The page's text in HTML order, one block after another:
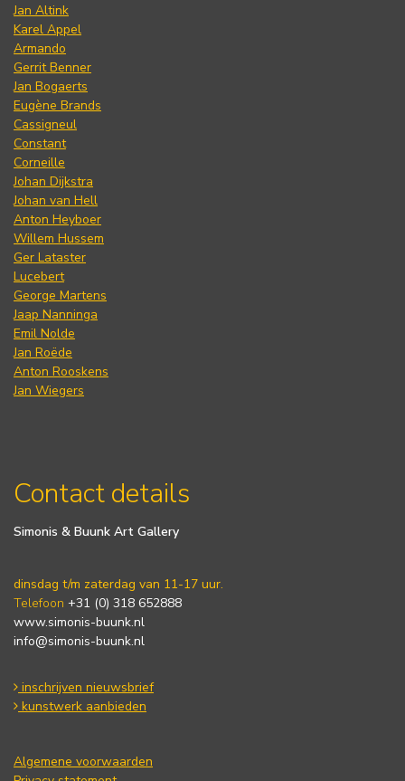
Jan Altink
Karel Appel
Armando
Gerrit Benner
Jan Bogaerts
Eugène Brands
Cassigneul
Constant
Corneille
Johan Dijkstra
Johan van Hell
Anton Heyboer
Willem Hussem
Ger Lataster
Lucebert
George Martens
Jaap Nanninga
Emil Nolde
Jan Roëde
Anton Rooskens
Jan Wiegers
Contact details
Simonis & Buunk Art Gallery
dinsdag t/m zaterdag van 11-17 uur.
Telefoon +31 (0) 318 652888
www.simonis-buunk.nl
info@simonis-buunk.nl
inschrijven nieuwsbrief
kunstwerk aanbieden
Algemene voorwaarden